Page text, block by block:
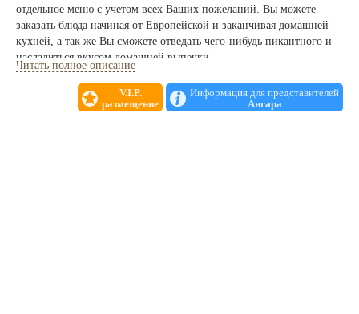
отдельное меню с учетом всех Ваших пожеланий. Вы можете
заказать блюда начиная от Европейской и заканчивая домашней
кухней, а так же Вы сможете отведать чего-нибудь пикантного и
насладиться вкусом домашней выпечки.
Опытные повара приготовят все так вкусно, что следующий
праздник Вы решите устроить непременно здесь!
Читать полное описание
V.I.P.
размещение
Информация для представителей
Ангара